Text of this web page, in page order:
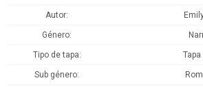
Autor
Género
Tipo de tapa
Sub género